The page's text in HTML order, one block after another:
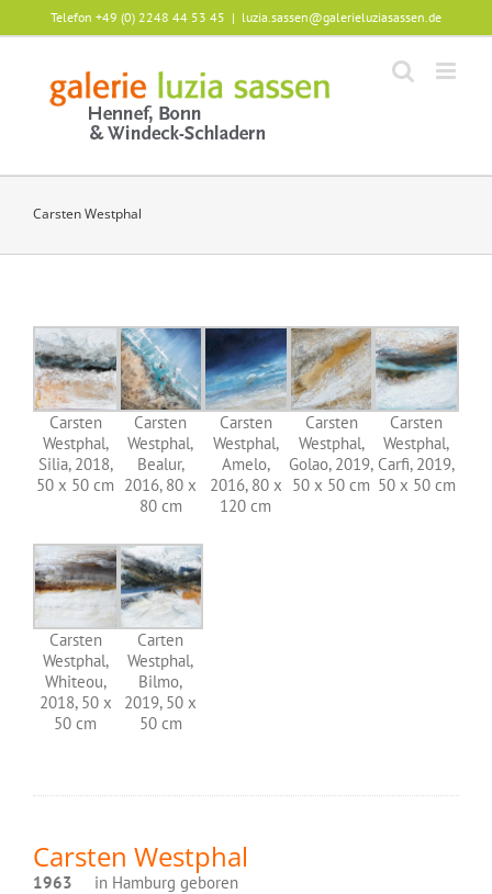
Inhalt
Telefon +49 (0) 2248 44 53 45 | luzia.sassen@galerieluziasassen.de
Carsten Westphal
Carsten
Westphal,
Silia, 2018,
50 x 50 cm
Carsten
Westphal,
Bealur,
2016, 80 x
80 cm
Carsten
Westphal,
Amelo,
2016, 80 x
120 cm
Carsten
Westphal,
Golao, 2019,
50 x 50 cm
Carsten
Westphal,
Carfi, 2019,
50 x 50 cm
Carsten
Westphal,
Whiteou,
2018, 50 x
50 cm
Carten
Westphal,
Bilmo,
2019, 50 x
50 cm
Carsten Westphal
1963 in Hamburg geboren